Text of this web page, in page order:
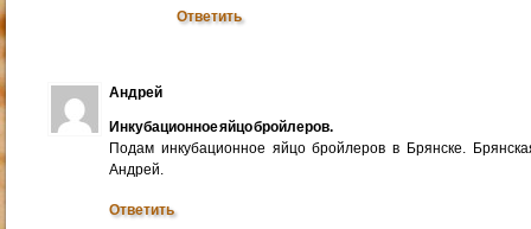
Ответить
Андрей
Инкубационное яйцо бройлеров.
Подам инкубационное яйцо бройлеров в Брянске.
Андрей.
Ответить